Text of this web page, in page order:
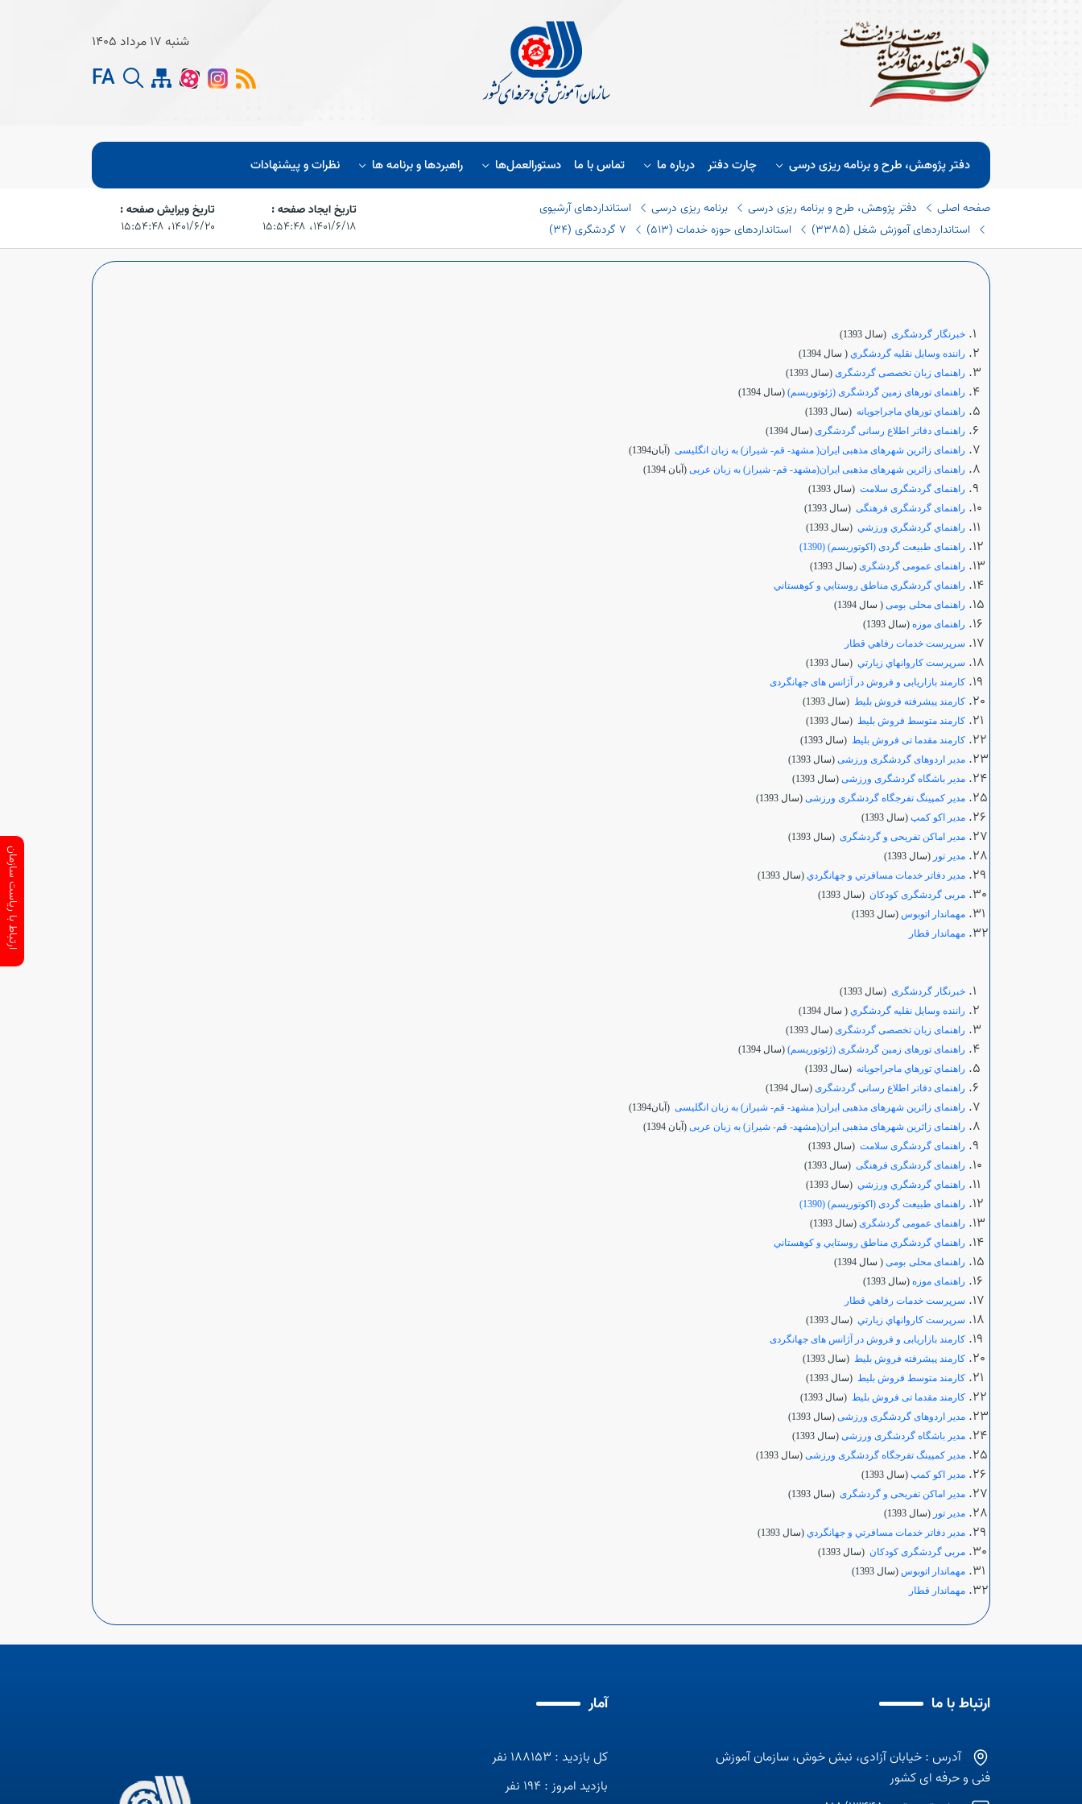
شنبه 17 مرداد 1405
FA
دفتر پژوهش، طرح و برنامه ریزی درسی چارت دفتر درباره ما تماس با ما دستورالعمل‌ها راهبردها و برنامه ها نظرات و پیشنهادات
صفحه اصلی دفتر پژوهش، طرح و برنامه ریزی درسی برنامه ریزی درسی
استانداردهای آرشیوی
استانداردهای آموزش شغل (٣٣٨٥)
استانداردهای حوزه خدمات (٥١٣) ٧ گردشگری (٣٤)
تاریخ ایجاد صفحه :
۱۴۰۱/۶/۱۸،‏ ۱۵:۵۴:۴۸
تاریخ ویرایش صفحه :
۱۴۰۱/۶/۲۰،‏ ۱۵:۵۴:۴۸
خبرنگار گردشگری (سال 1393)
راننده وسايل نقليه گردشگري ( سال 1394)
راهنمای زبان تخصصی گردشگری (سال 1393)
راهنمای تورهای زمین گردشگری (ژئوتوریسم) (سال 1394)
راهنماي تورهاي ماجراجويانه (سال 1393)
راهنمای دفاتر اطلاع رسانی گردشگری (سال 1394)
راهنمای زائرین شهرهای مذهبی ایران( مشهد- قم- شیراز) به زبان انگلیسی (آبان1394)
راهنمای زائرین شهرهای مذهبی ایران(مشهد- قم- شیراز) به زبان عربی (آبان 1394)
راهنمای گردشگری سلامت (سال 1393)
راهنمای گردشگری فرهنگی (سال 1393)
راهنماي گردشگري ورزشي (سال 1393)
راهنمای طبیعت گردی (اکوتوریسم) (1390)
راهنمای عمومی گردشگری (سال 1393)
راهنماي گردشگري مناطق روستايي و كوهستاني
راهنمای محلی بومی ( سال 1394)
راهنمای موزه (سال 1393)
سرپرست خدمات رفاهي قطار
سرپرست كاروانهاي زيارتي (سال 1393)
کارمند بازاریابی و فروش در آژانس های جهانگردی
کارمند پیشرفته فروش بلیط (سال 1393)
کارمند متوسط فروش بلیط (سال 1393)
کارمند مقدما تی فروش بلیط (سال 1393)
مدیر اردوهای گردشگری ورزشی (سال 1393)
مدیر باشگاه گردشگری ورزشی (سال 1393)
مدیر کمپینگ تفرجگاه گردشگری ورزشی (سال 1393)
مدير اكو كمپ (سال 1393)
مدیر اماکن تفریحی و گردشگری (سال 1393)
مدير تور (سال 1393)
مدير دفاتر خدمات مسافرتي و جهانگردي (سال 1393)
مربی گردشگری کودکان (سال 1393)
مهماندار اتوبوس (سال 1393)
مهماندار قطار
خبرنگار گردشگری (سال 1393)
راننده وسايل نقليه گردشگري ( سال 1394)
راهنمای زبان تخصصی گردشگری (سال 1393)
راهنمای تورهای زمین گردشگری (ژئوتوریسم) (سال 1394)
راهنماي تورهاي ماجراجويانه (سال 1393)
راهنمای دفاتر اطلاع رسانی گردشگری (سال 1394)
راهنمای زائرین شهرهای مذهبی ایران( مشهد- قم- شیراز) به زبان انگلیسی (آبان1394)
راهنمای زائرین شهرهای مذهبی ایران(مشهد- قم- شیراز) به زبان عربی (آبان 1394)
راهنمای گردشگری سلامت (سال 1393)
راهنمای گردشگری فرهنگی (سال 1393)
راهنماي گردشگري ورزشي (سال 1393)
راهنمای طبیعت گردی (اکوتوریسم) (1390)
راهنمای عمومی گردشگری (سال 1393)
راهنماي گردشگري مناطق روستايي و كوهستاني
راهنمای محلی بومی ( سال 1394)
راهنمای موزه (سال 1393)
سرپرست خدمات رفاهي قطار
سرپرست كاروانهاي زيارتي (سال 1393)
کارمند بازاریابی و فروش در آژانس های جهانگردی
کارمند پیشرفته فروش بلیط (سال 1393)
کارمند متوسط فروش بلیط (سال 1393)
کارمند مقدما تی فروش بلیط (سال 1393)
مدیر اردوهای گردشگری ورزشی (سال 1393)
مدیر باشگاه گردشگری ورزشی (سال 1393)
مدیر کمپینگ تفرجگاه گردشگری ورزشی (سال 1393)
مدير اكو كمپ (سال 1393)
مدیر اماکن تفریحی و گردشگری (سال 1393)
مدير تور (سال 1393)
مدير دفاتر خدمات مسافرتي و جهانگردي (سال 1393)
مربی گردشگری کودکان (سال 1393)
مهماندار اتوبوس (سال 1393)
مهماندار قطار
ارتباط با ما
آدرس : خیابان آزادی، نبش خوش، سازمان آموزش
فنی و حرفه ای کشور
آمار
کل بازدید : 188153 نفر
بازدید امروز : 194 نفر
ارتباط با ریاست سازمان